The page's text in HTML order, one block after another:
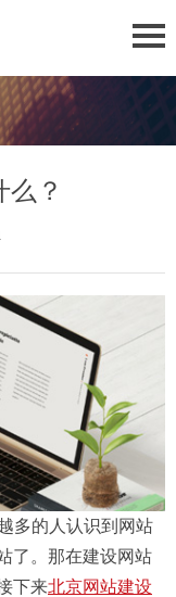
么？
多的人认识到网站
了。那在建设网站
下来北京网站建设